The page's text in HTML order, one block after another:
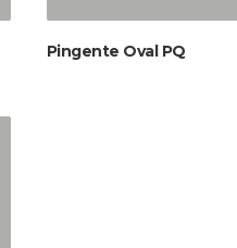
Pingente Oval PQ